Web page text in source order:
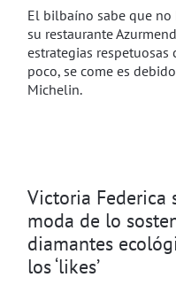
El bilbaíno sabe que no
su restaurante
estrategias respetuosas
poco, se come es
Michelin.
Victoria Federica
moda de lo
diamantes
los ‘likes’